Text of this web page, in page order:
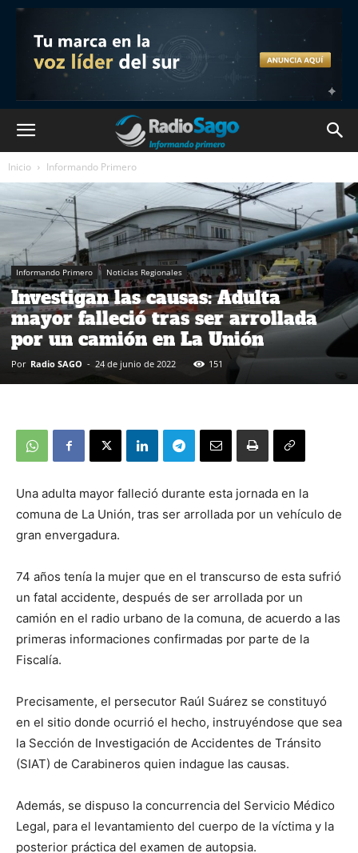
Inicio Informando Primero
Informando Primero Noticias Regionales
Investigan las causas: Adulta
mayor falleció tras ser arrollada
por un camión en La Unión
Por Radio SAGO - 24 de junio de 2022 151
Una adulta mayor falleció durante esta jornada en la
comuna de La Unión, tras ser arrollada por un vehículo de
gran envergadura.
74 años tenía la mujer que en el transcurso de esta sufrió
un fatal accidente, después de ser arrollada por un
camión en el radio urbano de la comuna, de acuerdo a las
primeras informaciones confirmadas por parte de la
Fiscalía.
Precisamente, el persecutor Raúl Suárez se constituyó
en el sitio donde ocurrió el hecho, instruyéndose que sea
la Sección de Investigación de Accidentes de Tránsito
(SIAT) de Carabineros quien indague las causas.
Además, se dispuso la concurrencia del Servicio Médico
Legal, para el levantamiento del cuerpo de la víctima y la
posterior práctica del examen de autopsia.